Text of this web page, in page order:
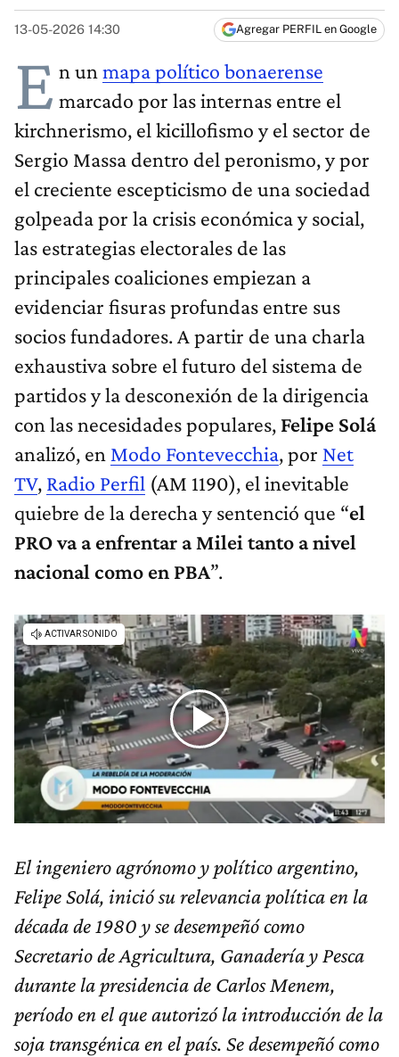
13-05-2026 14:30 Agregar PERFIL en Google
E n un mapa político bonaerense
marcado por las internas entre el
kirchnerismo, el kicillofismo y el sector de
Sergio Massa dentro del peronismo, y por
el creciente escepticismo de una sociedad
golpeada por la crisis económica y social,
las estrategias electorales de las
principales coaliciones empiezan a
evidenciar fisuras profundas entre sus
socios fundadores. A partir de una charla
exhaustiva sobre el futuro del sistema de
partidos y la desconexión de la dirigencia
con las necesidades populares, Felipe Solá
analizó, en Modo Fontevecchia, por Net
TV, Radio Perfil (AM 1190), el inevitable
quiebre de la derecha y sentenció que “el
PRO va a enfrentar a Milei tanto a nivel
nacional como en PBA”.
El ingeniero agrónomo y político argentino,
Felipe Solá, inició su relevancia política en la
década de 1980 y se desempeñó como
Secretario de Agricultura, Ganadería y Pesca
durante la presidencia de Carlos Menem,
período en el que autorizó la introducción de la
soja transgénica en el país. Se desempeñó como